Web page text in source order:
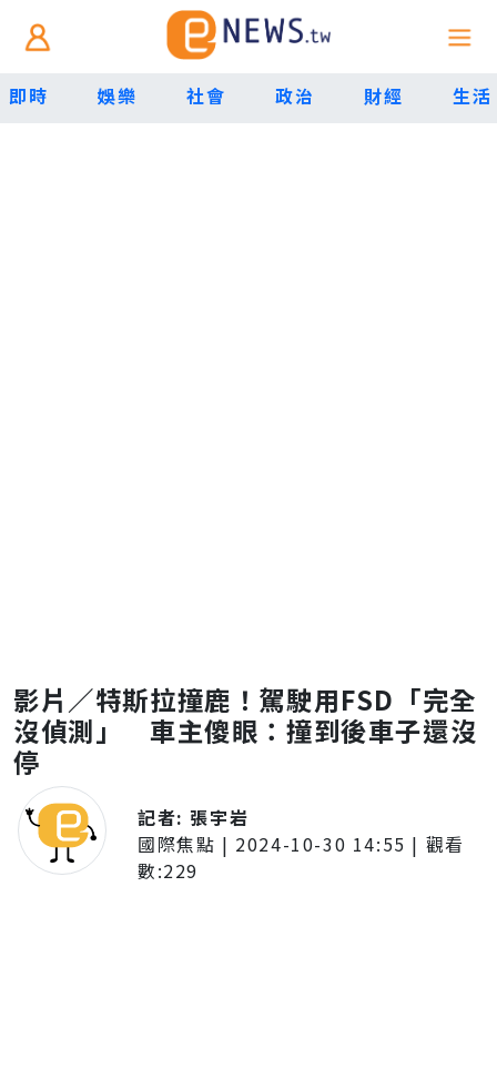
即時 娛樂 社會 政治 財經 生活
影片／特斯拉撞鹿！駕駛用FSD「完全
沒偵測」 車主傻眼：撞到後車子還沒
停
記者: 張宇岩
國際焦點 | 2024-10-30 14:55 | 觀看
數:229